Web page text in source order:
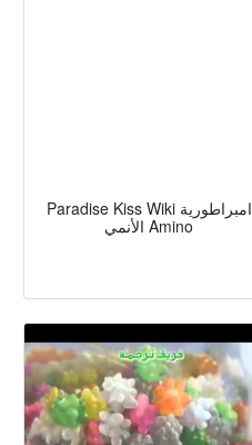
Paradise Kiss Wiki امبراطورية
الأنمي Amino